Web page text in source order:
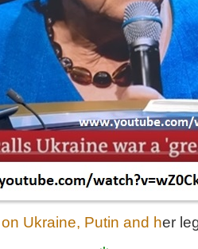
Ukraine, Putin and her